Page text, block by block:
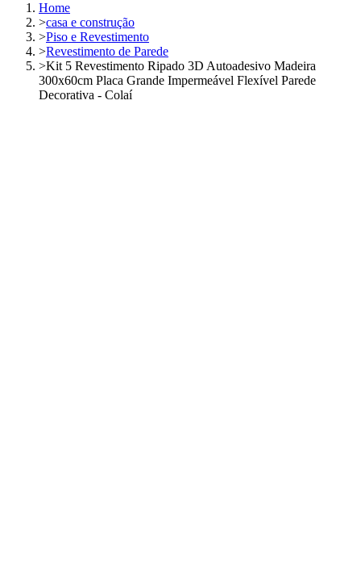
Home
>casa e construção
>Piso e Revestimento
>Revestimento de Parede
>Kit 5 Revestimento Ripado 3D Autoadesivo Madeira
300x60cm Placa Grande Impermeável Flexível Parede
Decorativa - Colaí